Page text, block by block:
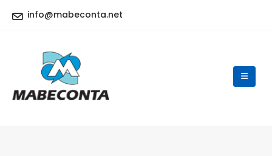
info@mabeconta.net